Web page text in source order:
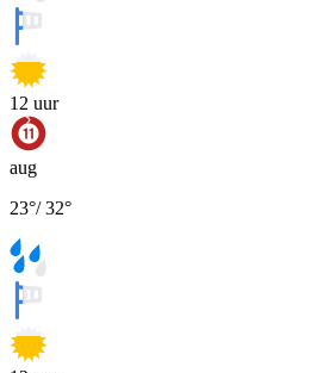
12 uur
aug
23°/32°